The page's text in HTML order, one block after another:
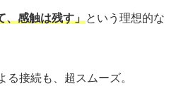
、感触は残す」という理想的な
接続も、超スムーズ。